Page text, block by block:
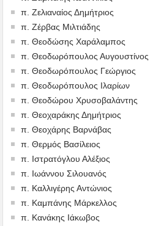
π. Ζελιαναίος Δημήτριος
π. Ζέρβας Μιλτιάδης
π. Θεοδώσης Χαράλαμπος
π. Θεοδωρόπουλος Αυγουστίνος
π. Θεοδωρόπουλος Γεώργιος
π. Θεοδωρόπουλος Ιλαρίων
π. Θεοδώρου Χρυσοβαλάντης
π. Θεοχαράκης Δημήτριος
π. Θεοχάρης Βαρνάβας
π. Θερμός Βασίλειος
π. Ιστρατόγλου Αλέξιος
π. Ιωάννου Σιλουανός
π. Καλλιγέρης Αντώνιος
π. Καμπάνης Μάρκελλος
π. Κανάκης Ιάκωβος